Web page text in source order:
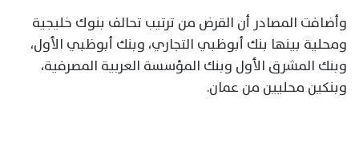
وأضافت المصادر أن القرض من ترتيب تحالف بنوك خليجية
ومحلية بينها بنك أبوظبي التجاري، وبنك أبوظبي الأول،
وبنك المشرق الأول وبنك المؤسسة العربية المصرفية،
وبنكين محليين من عمان.